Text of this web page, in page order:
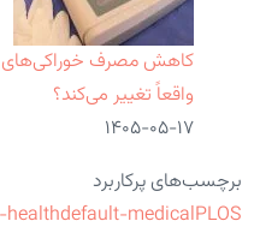
کاهش مصرف خوراکی‌های
واقعاً تغییر می‌کند؟
۱۴۰۵-۰۵-۱۷
برچسب‌های پرکاربرد
default-medicalPLOS